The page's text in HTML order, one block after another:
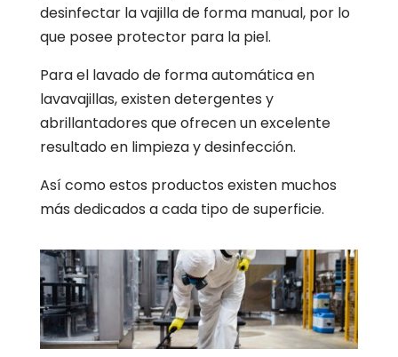
desinfectar la vajilla de forma manual, por lo
que posee protector para la piel.
Para el lavado de forma automática en
lavavajillas, existen detergentes y
abrillantadores que ofrecen un excelente
resultado en limpieza y desinfección.
Así como estos productos existen muchos
más dedicados a cada tipo de superficie.